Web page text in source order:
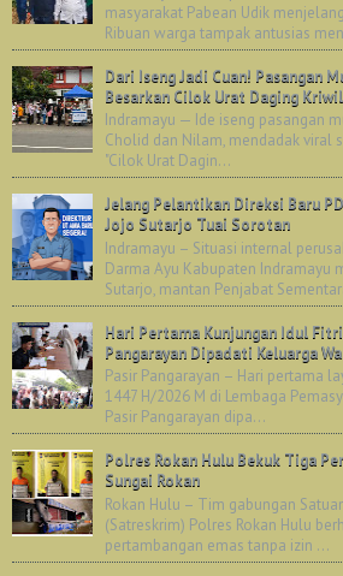
masyarakat Pabean Udik
Ribuan warga tampak antusias
Dari Iseng Jadi Cuan! Pasangan
Besarkan Cilok Urat Daging
Indramayu — Ide iseng pasangan
Cholid dan Nilam, mendadak viral
"Cilok Urat Dagin...
Jelang Pelantikan Direksi Baru
Jojo Sutarjo Tuai Sorotan
Indramayu – Situasi internal
Darma Ayu Kabupaten Indramayu
Sutarjo, mantan Penjabat
Hari Pertama Kunjungan Idul Fitri
Pangarayan Dipadati Keluarga
Pasir Pangarayan – Hari pertama
1447 H/2026 M di Lembaga
Pasir Pangarayan dipa...
Polres Rokan Hulu Bekuk Tiga
Sungai Rokan
Rokan Hulu – Tim gabungan
(Satreskrim) Polres Rokan Hulu
pertambangan emas tanpa izin ...